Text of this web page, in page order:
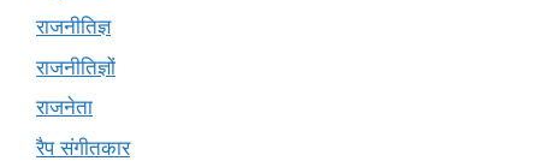
राजनीतिज्ञ
राजनीतिज्ञों
राजनेता
रैप संगीतकार